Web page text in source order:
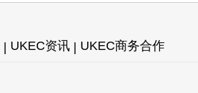
UKEC资讯 UKEC商务合作